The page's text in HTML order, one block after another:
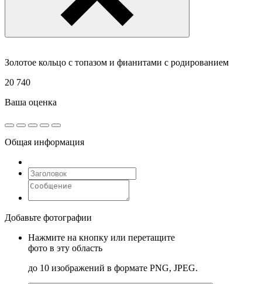
Золотое кольцо с топазом и фианитами с родированием
20 740
Ваша оценка
Общая информация
Добавьте фотографии
Нажмите на кнопку или перетащите
фото в эту область
до 10 изображений в формате PNG, JPEG.